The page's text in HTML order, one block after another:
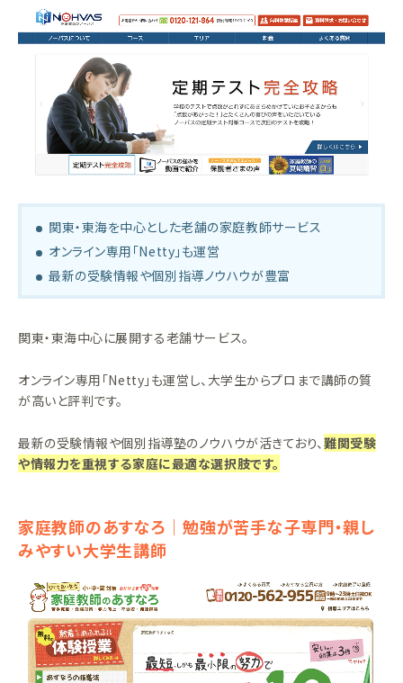
関東・東海を中心とした老舗の家庭教師サービス
オンライン専用「Netty」も運営
最新の受験情報や個別指導ノウハウが豊富
関東・東海中心に展開する老舗サービス。
オンライン専用「Netty」も運営し、大学生からプロまで講師の質
が高いと評判です。
最新の受験情報や個別指導塾のノウハウが活きており、難関受験
や情報力を重視する家庭に最適な選択肢です。
家庭教師のあすなろ｜勉強が苦手な子専門・親し
みやすい大学生講師